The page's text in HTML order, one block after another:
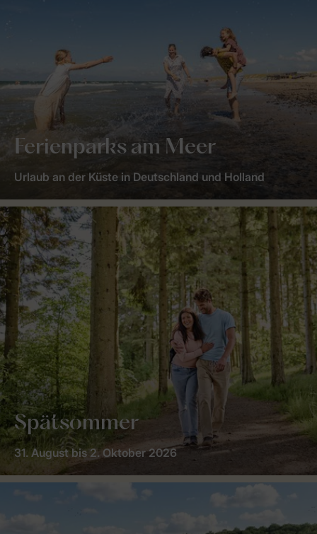
Ferienparks am Meer
Urlaub an der Küste in Deutschland und Holland
Spätsommer
31. August bis 2. Oktober 2026